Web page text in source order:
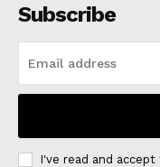
Subscribe
I've read and accept